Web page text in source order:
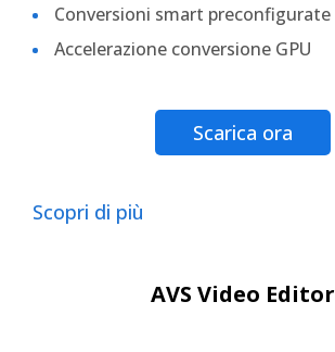
Conversioni smart preconfigurate
Accelerazione conversione GPU
Scarica ora
Scopri di più
AVS Video Editor